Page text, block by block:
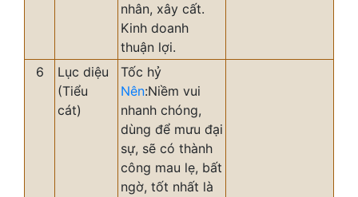
nhân, xây cất.
Kinh doanh
thuận lợi.
6
Lục diệu
(Tiểu
cát)
Tốc hỷ
Nên:Niềm vui
nhanh chóng,
dùng để mưu đại
sự, sẽ có thành
công mau lẹ, bất
ngờ, tốt nhất là